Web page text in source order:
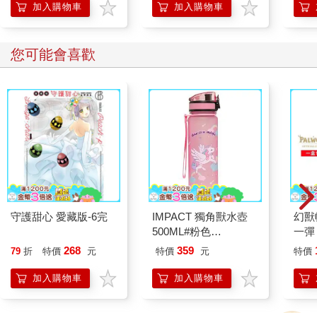
加入購物車 加入購物車
您可能會喜歡
守護甜心 愛藏版-6完
79 折 特價 268 元
加入購物車
IMPACT 獨角獸水壺
500ML#粉色
IM00B11PK
特價 359 元
加入購物車
幻
一彈
特價